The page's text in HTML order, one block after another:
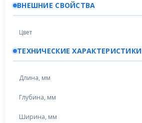
ВНЕШНИЕ СВОЙСТВА
Цвет
ТЕХНИЧЕСКИЕ ХАРАКТЕРИСТИКИ
Длина, мм
Глубина, мм
Ширина, мм